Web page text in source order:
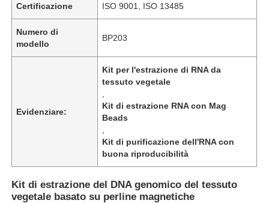
Certificazione ISO 9001, ISO 13485
Numero di
modello
BP203
Evidenziare:
Kit per l'estrazione di RNA da
tessuto vegetale
Kit di estrazione RNA con Mag
Beads
Kit di purificazione dell'RNA con
buona riproducibilità
Kit di estrazione del DNA genomico del tessuto
vegetale basato su perline magnetiche